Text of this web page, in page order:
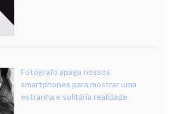
Fotógrafo apaga nossos
smartphones para mostrar uma
estranha e solitária realidade